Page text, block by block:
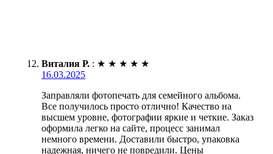
Виталия Р. : ★ ★ ★ ★ ★
16.03.2025
Заправляли фотопечать для семейного альбома.
Все получилось просто отлично! Качество на
высшем уровне, фотографии яркие и четкие. Заказ
оформила легко на сайте, процесс занимал
немного времени. Доставили быстро, упаковка
надежная, ничего не повредили. Цены